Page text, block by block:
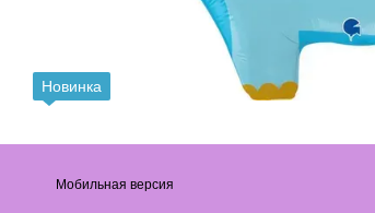
Новинка
Мобильная версия